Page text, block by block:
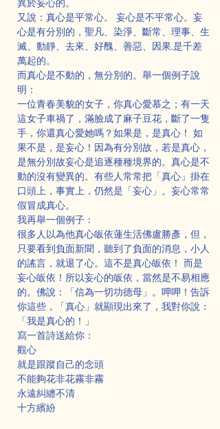
異於妄心的。
又說：真心是平常心。 妄心是不平常心。妄
心是有分別的，聖凡、染淨、斷常、理事、生
滅、動靜、去來、好醜、善惡、因果...是千差
萬起的。
而真心是不動的，無分別的。舉一個例子說
明：
一位青春美貌的女子，你真心愛慕之；有一天
這女子車禍了，滿臉成了麻子豆花，斷了一隻
手，你還真心愛她嗎？如果是，是真心！ 如
果不是，是妄心！因為有分別故，若是真心，
是無分別故妄心是追逐種種境界的。真心是不
動的沒有變異的。有些人常常把「真心」掛在
口頭上，事實上，仍然是「妄心」。妄心常常
假冒成真心。
我再舉一個例子：
很多人以為他真心皈依蓮生活佛盧勝彥，但，
只要看到負面新聞，聽到了負面的消息，小人
的謠言，就退了心。這不是真心皈依！ 而是
妄心皈依！所以妄心的皈依，當然是不易相應
的。佛說：「信為一切功德母」。呷呷！告訴
你這些，「真心」就顯現出來了，我對你說：
「我是真心的！」
寫一首詩送給你：
觀心
就是跟蹤自己的念頭
不能夠花非花霧非霧
永遠糾纏不清
十方繽紛